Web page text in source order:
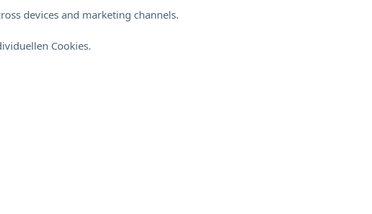
devices and marketing channels.
Cookies.